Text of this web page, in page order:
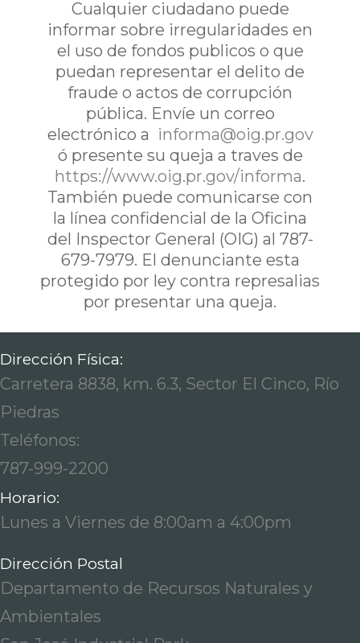
Cualquier ciudadano puede
informar sobre irregularidades en
el uso de fondos publicos o que
puedan representar el delito de
fraude o actos de corrupción
pública. Envíe un correo
electrónico a informa@oig.pr.gov
ó presente su queja a traves de
https://www.oig.pr.gov/informa.
También puede comunicarse con
la línea confidencial de la Oficina
del Inspector General (OIG) al 787-
679-7979. El denunciante esta
protegido por ley contra represalias
por presentar una queja.
Dirección Física:
Carretera 8838, km. 6.3, Sector El Cinco, Río
Piedras
Teléfonos:
787-999-2200
Horario:
Lunes a Viernes de 8:00am a 4:00pm
Dirección Postal
Departamento de Recursos Naturales y
Ambientales